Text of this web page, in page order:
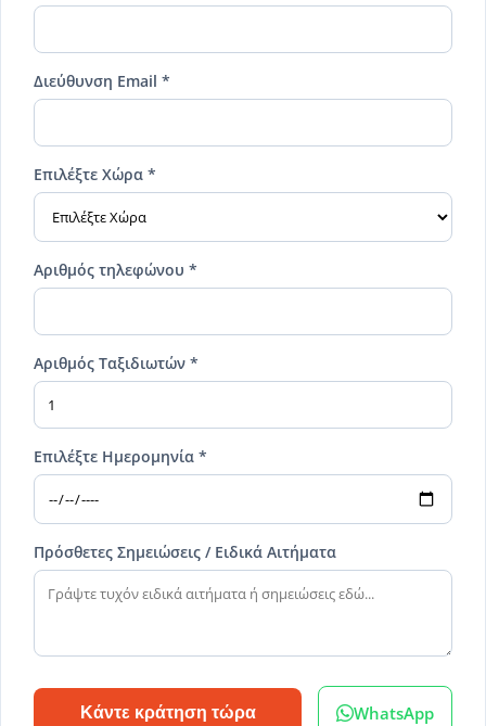
Διεύθυνση Email *
Επιλέξτε Χώρα *
Αριθμός τηλεφώνου *
Αριθμός Ταξιδιωτών *
Επιλέξτε Ημερομηνία *
Πρόσθετες Σημειώσεις / Ειδικά Αιτήματα
Κάντε κράτηση τώρα WhatsApp